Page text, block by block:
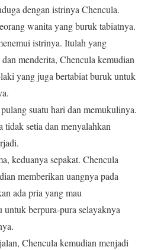
dengan istrinya Chencula.
wanita yang buruk tabiatnya.
istrinya. Itulah yang
menderita, Chencula kemudian
yang juga bertabiat buruk untuk
suatu hari dan memukulinya.
tidak setia dan menyalahkan
keduanya sepakat. Chencula
memberikan uangnya pada
ada pria yang mau
untuk berpura-pura selayaknya
Chencula kemudian menjadi